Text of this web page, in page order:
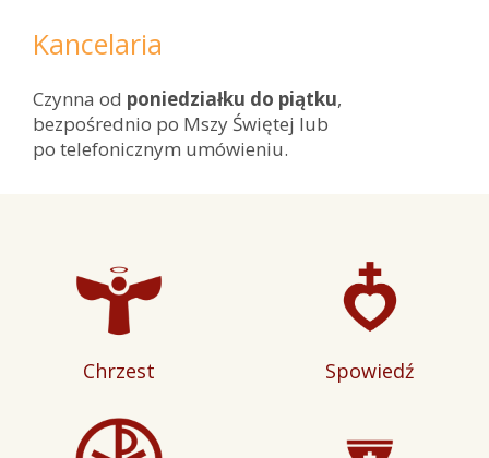
Kancelaria
Czynna od poniedziałku do piątku,
bezpośrednio po Mszy Świętej lub
po telefonicznym umówieniu.
Chrzest Spowiedź